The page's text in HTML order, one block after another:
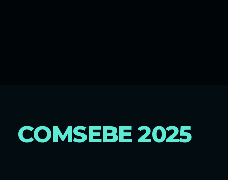
COMSEBE 2025